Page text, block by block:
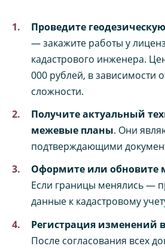
Проведите
— закажите работы у
кадастрового инженера.
000 рублей, в зависимости
сложности.
Получите актуальный
межевые планы. Они
подтверждающими
Оформите или обновите
Если границы менялись —
данные к кадастровому
Регистрация изменений в
После согласования всех